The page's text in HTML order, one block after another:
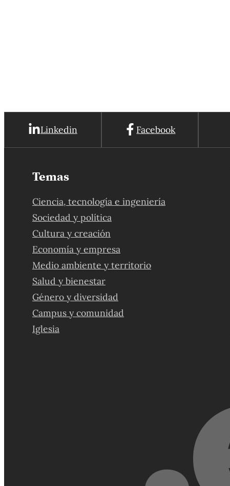
Linkedin Facebook
Temas
Ciencia, tecnología e ingeniería
Sociedad y política
Cultura y creación
Economía y empresa
Medio ambiente y territorio
Salud y bienestar
Género y diversidad
Campus y comunidad
Iglesia